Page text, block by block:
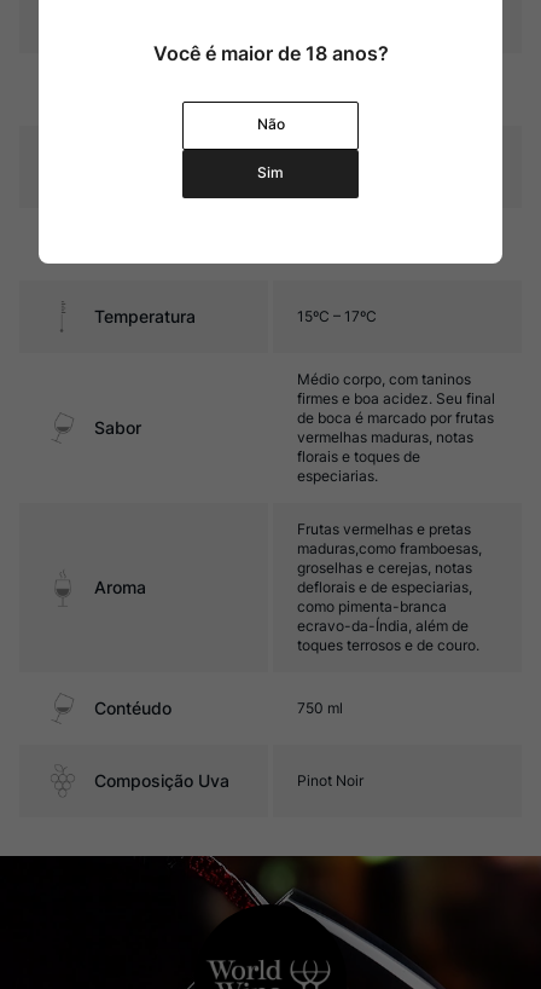
violáceos
Graduação Alcóoli
Temperatura 15ºC – 17ºC
Sabor
Médio corpo, com taninos
firmes e boa acidez. Seu final
de boca é marcado por frutas
vermelhas maduras, notas
florais e toques de
especiarias.
Aroma
Frutas vermelhas e pretas
maduras,como framboesas,
groselhas e cerejas, notas
deflorais e de especiarias,
como pimenta-branca
ecravo-da-Índia, além de
toques terrosos e de couro.
Contéudo 750 ml
Composição Uva Pinot Noir
Você é maior de 18 anos?
Não
Sim